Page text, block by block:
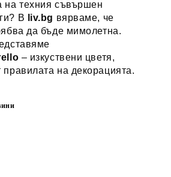
на техния съвършен
В
liv.bg вярваме, че
да бъде мимолетна.
– изкуствени цветя,
правилата на декорацията.